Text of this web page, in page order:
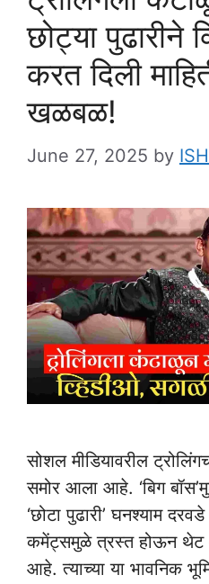
छोट्या पुढारीने
करत दिली
खळबळ!
June 27, 2025 by
सोशल मीडियावरील
समोर आला आहे. ‘बिग
‘छोटा पुढारी’ घनश्याम
कमेंट्समुळे त्रस्त होऊन थेट
आहे. त्याच्या या भावनिक